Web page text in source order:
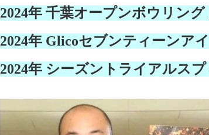
2024年 千葉オープンボウリン
2024年 Glicoセブンティーンア
2024年 シーズントライアルス